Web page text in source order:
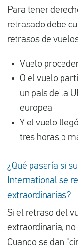
Para tener
retrasado debe
retrasos de
Vuelo
O el vuelo
un país de la
europea
Y el vuelo
tres horas o
¿Qué pasaría si
International se
extraordinarias?
Si el retraso del
extraordinaria, no
Cuando se dan